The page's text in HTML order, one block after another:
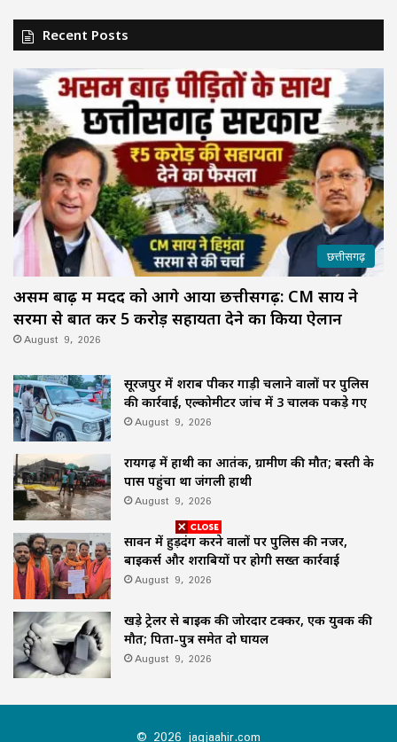
Recent Posts
छत्तीसगढ़
असम बाढ़ में मदद को आगे आया छत्तीसगढ़: CM साय ने
सरमा से बात कर ₹5 करोड़ सहायता देने का किया ऐलान
August 9, 2026
सूरजपुर में शराब पीकर गाड़ी चलाने वालों पर पुलिस
की कार्रवाई, एल्कोमीटर जांच में 3 चालक पकड़े गए
August 9, 2026
रायगढ़ में हाथी का आतंक, ग्रामीण की मौत; बस्ती के
पास पहुंचा था जंगली हाथी
August 9, 2026
सावन में हुड़दंग करने वालों पर पुलिस की नजर,
बाइकर्स और शराबियों पर होगी सख्त कार्रवाई
August 9, 2026
खड़े ट्रेलर से बाइक की जोरदार टक्कर, एक युवक की
मौत; पिता-पुत्र समेत दो घायल
August 9, 2026
© 2026 jagjaahir.com